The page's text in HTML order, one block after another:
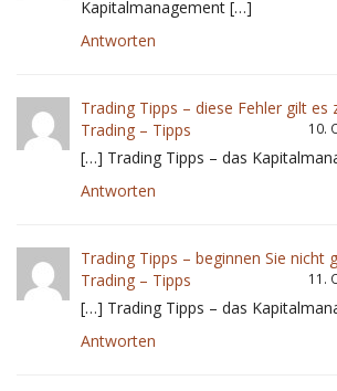
Kapitalmanagement […]
Antworten
Trading Tipps – diese Fehler gilt es
Trading – Tipps
10.
[…] Trading Tipps – das
Antworten
Trading Tipps – beginnen Sie nicht
Trading – Tipps
11.
[…] Trading Tipps – das
Antworten